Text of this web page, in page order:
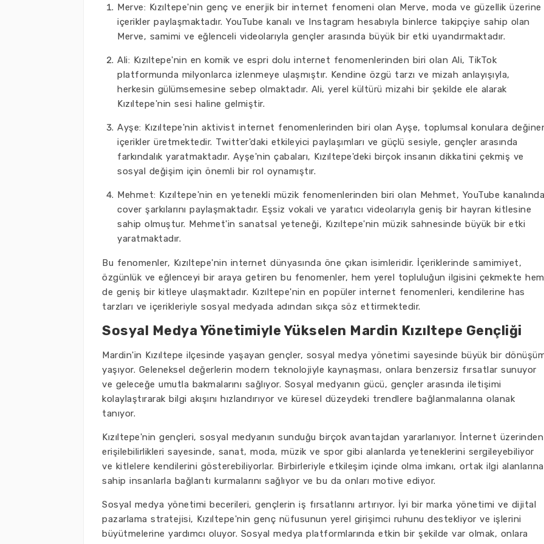
Merve: Kızıltepe'nin genç ve enerjik bir internet fenomeni olan Merve, moda ve güzellik üzerine
içerikler paylaşmaktadır. YouTube kanalı ve Instagram hesabıyla binlerce takipçiye sahip olan
Merve, samimi ve eğlenceli videolarıyla gençler arasında büyük bir etki uyandırmaktadır.
Ali: Kızıltepe'nin en komik ve espri dolu internet fenomenlerinden biri olan Ali, TikTok
platformunda milyonlarca izlenmeye ulaşmıştır. Kendine özgü tarzı ve mizah anlayışıyla,
herkesin gülümsemesine sebep olmaktadır. Ali, yerel kültürü mizahi bir şekilde ele alarak
Kızıltepe'nin sesi haline gelmiştir.
Ayşe: Kızıltepe'nin aktivist internet fenomenlerinden biri olan Ayşe, toplumsal konulara
içerikler üretmektedir. Twitter'daki etkileyici paylaşımları ve güçlü sesiyle, gençler arasında
farkındalık yaratmaktadır. Ayşe'nin çabaları, Kızıltepe'deki birçok insanın dikkatini çekmiş ve
sosyal değişim için önemli bir rol oynamıştır.
Mehmet: Kızıltepe'nin en yetenekli müzik fenomenlerinden biri olan Mehmet, YouTube kanalında
cover şarkılarını paylaşmaktadır. Eşsiz vokali ve yaratıcı videolarıyla geniş bir hayran kitlesine
sahip olmuştur. Mehmet'in sanatsal yeteneği, Kızıltepe'nin müzik sahnesinde büyük bir etki
yaratmaktadır.
Bu fenomenler, Kızıltepe'nin internet dünyasında öne çıkan isimleridir. İçeriklerinde samimiyet,
özgünlük ve eğlenceyi bir araya getiren bu fenomenler, hem yerel topluluğun ilgisini çekmekte hem
de geniş bir kitleye ulaşmaktadır. Kızıltepe'nin en popüler internet fenomenleri, kendilerine has
tarzları ve içerikleriyle sosyal medyada adından sıkça söz ettirmektedir.
Sosyal Medya Yönetimiyle Yükselen Mardin Kızıltepe Gençliği
Mardin'in Kızıltepe ilçesinde yaşayan gençler, sosyal medya yönetimi sayesinde büyük bir
yaşıyor. Geleneksel değerlerin modern teknolojiyle kaynaşması, onlara benzersiz fırsatlar sunuyor
ve geleceğe umutla bakmalarını sağlıyor. Sosyal medyanın gücü, gençler arasında iletişimi
kolaylaştırarak bilgi akışını hızlandırıyor ve küresel düzeydeki trendlere bağlanmalarına olanak
tanıyor.
Kızıltepe'nin gençleri, sosyal medyanın sunduğu birçok avantajdan yararlanıyor. İnternet üzerinden
erişilebilirlikleri sayesinde, sanat, moda, müzik ve spor gibi alanlarda yeteneklerini sergileyebiliyor
ve kitlelere kendilerini gösterebiliyorlar. Birbirleriyle etkileşim içinde olma imkanı, ortak ilgi alanlarına
sahip insanlarla bağlantı kurmalarını sağlıyor ve bu da onları motive ediyor.
Sosyal medya yönetimi becerileri, gençlerin iş fırsatlarını artırıyor. İyi bir marka yönetimi ve dijital
pazarlama stratejisi, Kızıltepe'nin genç nüfusunun yerel girişimci ruhunu destekliyor ve işlerini
büyütmelerine yardımcı oluyor. Sosyal medya platformlarında etkin bir şekilde var olmak, onlara